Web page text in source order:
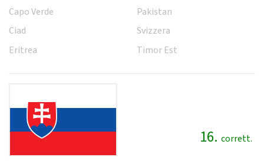
Capo Verde
Ciad
Eritrea
Pakistan
Svizzera
Timor Est
16. corrett.